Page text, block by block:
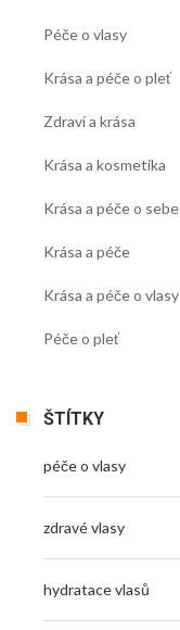
Péče o vlasy
Krása a péče o pleť
Zdraví a krása
Krása a kosmetika
Krása a péče o sebe
Krása a péče
Krása a péče o vlasy
Péče o pleť
ŠTÍTKY
péče o vlasy
zdravé vlasy
hydratace vlasů